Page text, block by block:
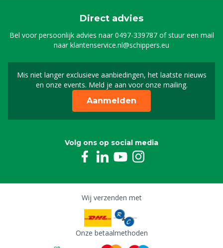
Direct advies
Bel voor persoonlijk advies naar0497-339787of stuur een mail
naarklantenservice.nl@schippers.eu
Mis niet langer exclusieve aanbiedingen, het laatste nieuws
en onze events. Meld je aan voor onze mailing.
Schrijf je in voor onze
Aanmelden
Volg ons op social media
Wij verzenden met
Onze betaalmethoden